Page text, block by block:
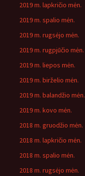
2019 m. lapkričio mėn.
2019 m. spalio mėn.
2019 m. rugsėjo mėn.
2019 m. rugpjūčio mėn.
2019 m. liepos mėn.
2019 m. birželio mėn.
2019 m. balandžio mėn.
2019 m. kovo mėn.
2018 m. gruodžio mėn.
2018 m. lapkričio mėn.
2018 m. spalio mėn.
2018 m. rugsėjo mėn.